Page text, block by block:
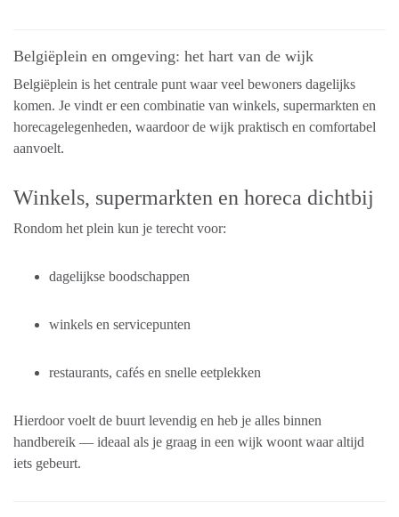
Belgiëplein en omgeving: het hart van de wijk
Belgiëplein is het centrale punt waar veel bewoners dagelijks
komen. Je vindt er een combinatie van winkels, supermarkten en
horecagelegenheden, waardoor de wijk praktisch en comfortabel
aanvoelt.
Winkels, supermarkten en horeca dichtbij
Rondom het plein kun je terecht voor:
dagelijkse boodschappen
winkels en servicepunten
restaurants, cafés en snelle eetplekken
Hierdoor voelt de buurt levendig en heb je alles binnen
handbereik — ideaal als je graag in een wijk woont waar altijd
iets gebeurt.